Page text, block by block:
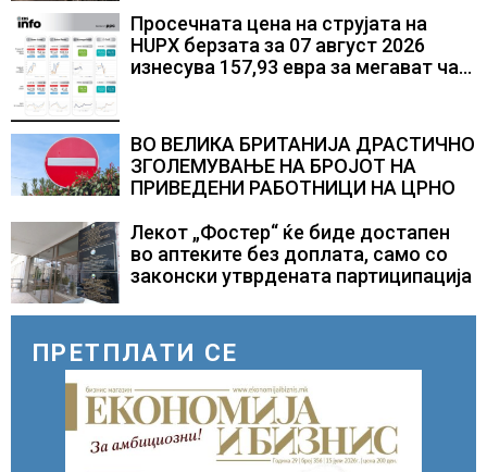
Просечната цена на струјата на
HUPX берзата за 07 август 2026
изнесува 157,93 евра за мегават час,
ВО ВЕЛИКА БРИТАНИЈА ДРАСТИЧНО
ЗГОЛЕМУВАЊЕ НА БРОЈОТ НА
ПРИВЕДЕНИ РАБОТНИЦИ НА ЦРНО
Лекот „Фостер“ ќе биде достапен
во аптеките без доплата, само со
законски утврдената партиципација
ПРЕТПЛАТИ СЕ